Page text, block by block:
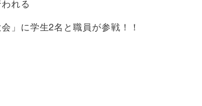
れる
」に学生2名と職員が参戦！！